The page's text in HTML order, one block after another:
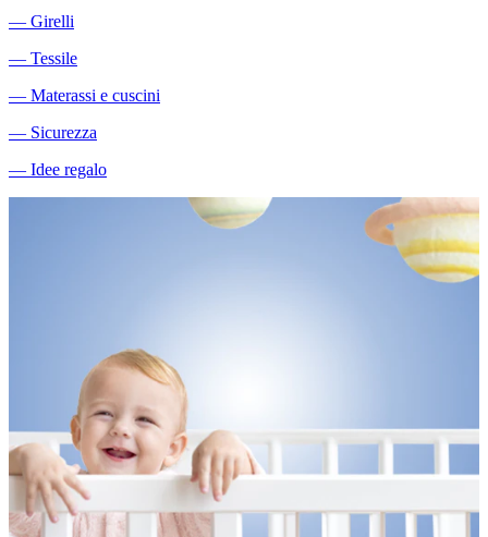
― Girelli
― Tessile
― Materassi e cuscini
― Sicurezza
― Idee regalo